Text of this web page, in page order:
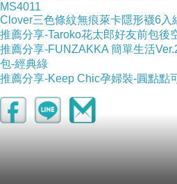
-->
MS4011
Clover三色條紋無痕萊卡隱形襪6入
推薦分享-Taroko花太郎好友前包後
推薦分享-FUNZAKKA 簡單生活
包-經典綠
推薦分享-Keep Chic孕婦裝-圓點點